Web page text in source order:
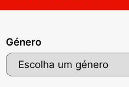
Género